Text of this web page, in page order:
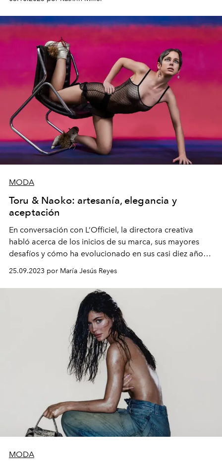
MODA
Toru & Naoko: artesanía, elegancia y
aceptación
En conversación con L’Officiel, la directora creativa
habló acerca de los inicios de su marca, sus mayores
desafíos y cómo ha evolucionado en sus casi diez años
25.09.2023 por María Jesús Reyes
MODA